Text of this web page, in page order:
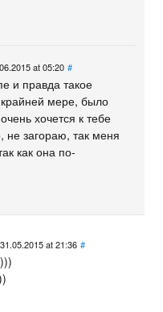
at 05:20 #
и правда такое
мере, было
хочется к тебе
не загораю, так меня
как она по-
31.05.2015 at 21:36 #